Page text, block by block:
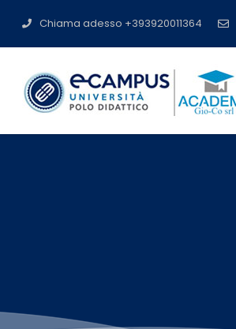
Chiama adesso +393920011364